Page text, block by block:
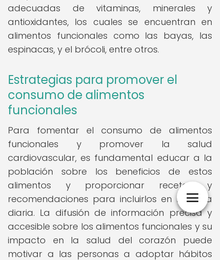
adecuadas de vitaminas, minerales y
antioxidantes, los cuales se encuentran en
alimentos funcionales como las bayas, las
espinacas, y el brócoli, entre otros.
Estrategias para promover el
consumo de alimentos
funcionales
Para fomentar el consumo de alimentos
funcionales y promover la salud
cardiovascular, es fundamental educar a la
población sobre los beneficios de estos
alimentos y proporcionar recetas y
recomendaciones para incluirlos en la dieta
diaria. La difusión de información precisa y
accesible sobre los alimentos funcionales y su
impacto en la salud del corazón puede
motivar a las personas a adoptar hábitos